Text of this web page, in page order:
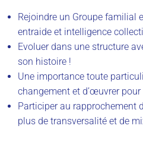
Rejoindre un Groupe familial
entraide et intelligence
Evoluer dans une structure
son histoire !
Une importance toute
changement et d’œuvrerpour
Participer au rapprochement
plus de transversalité et de